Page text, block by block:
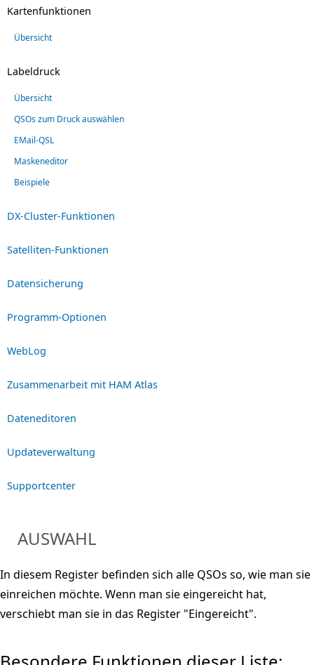
Kartenfunktionen
Übersicht
Labeldruck
Übersicht
QSOs zum Druck auswählen
EMail-QSL
Maskeneditor
Beispiele
DX-Cluster-Funktionen
Satelliten-Funktionen
Datensicherung
Programm-Optionen
WebLog
Zusammenarbeit mit HAM Atlas
Dateneditoren
Updateverwaltung
Supportcenter
AUSWAHL
In diesem Register befinden sich alle QSOs so, wie man sie
einreichen möchte. Wenn man sie eingereicht hat,
verschiebt man sie in das Register "Eingereicht".